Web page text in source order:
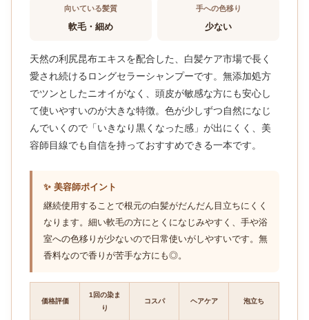
向いている髪質
軟毛・細め
手への色移り
少ない
天然の利尻昆布エキスを配合した、白髪ケア市場で長く
愛され続けるロングセラーシャンプーです。無添加処方
でツンとしたニオイがなく、頭皮が敏感な方にも安心し
て使いやすいのが大きな特徴。色が少しずつ自然になじ
んでいくので「いきなり黒くなった感」が出にくく、美
容師目線でも自信を持っておすすめできる一本です。
✨ 美容師ポイント
継続使用することで根元の白髪がだんだん目立ちにくく
なります。細い軟毛の方にとくになじみやすく、手や浴
室への色移りが少ないので日常使いがしやすいです。無
香料なので香りが苦手な方にも◎。
価格評価
1回の染ま
り
コスパ ヘアケア 泡立ち